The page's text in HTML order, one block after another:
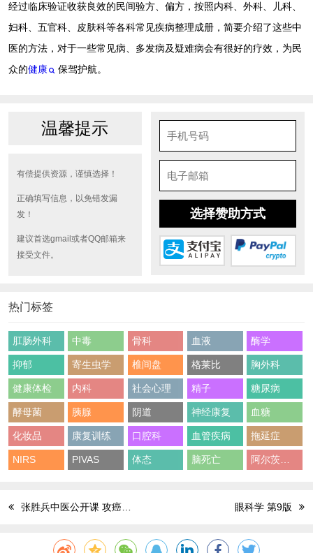
经过临床验证收获良效的民间验方、偏方，按照内科、外科、儿科、
妇科、五官科、皮肤科等各科常见疾病整理成册，简要介绍了这些中
医的方法，对于一些常见病、多发病及疑难病会有很好的疗效，为民
众的健康 保驾护航。
温馨提示
有偿提供资源，谨慎选择！
正确填写信息，以免错发漏
发！
建议首选gmail或者QQ邮箱来
接受文件。
选择赞助方式
热门标签
肛肠外科 中毒 骨科 血液 酶学
抑郁 寄生虫学 椎间盘 格莱比 胸外科
健康体检 内科 社会心理 精子 糖尿病
酵母菌 胰腺 阴道 神经康复 血糖
化妆品 康复训练 口腔科 血管疾病 拖延症
NIRS PIVAS 体态 脑死亡
张胜兵中医公开课 攻癌救命录 眼科学 第9版